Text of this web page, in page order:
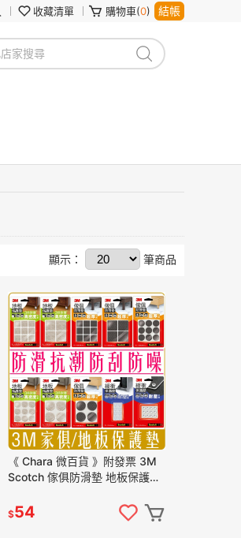
收藏清單 購物車(0) 結帳
顯示： 筆商品
《 Chara 微百貨 》附發票 3M
Scotch 傢俱防滑墊 地板保護墊
磨
$54